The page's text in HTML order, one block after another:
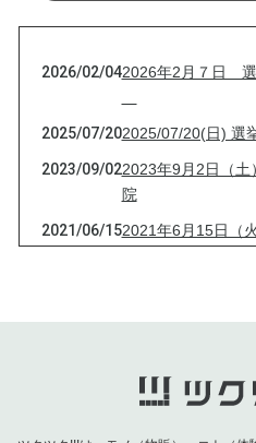
2026/02/042026年2月７日
2025/07/202025/07/20(日) 選
2023/09/022023年9月2日（
院
2021/06/152021年6月15日（
院